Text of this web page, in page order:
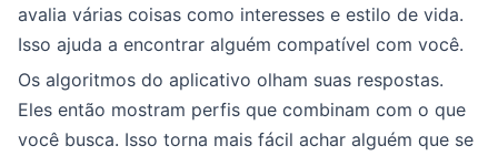
avalia várias coisas como interesses e estilo de vida.
Isso ajuda a encontrar alguém compatível com você.
Os algoritmos do aplicativo olham suas respostas.
Eles então mostram perfis que combinam com o que
você busca. Isso torna mais fácil achar alguém que se